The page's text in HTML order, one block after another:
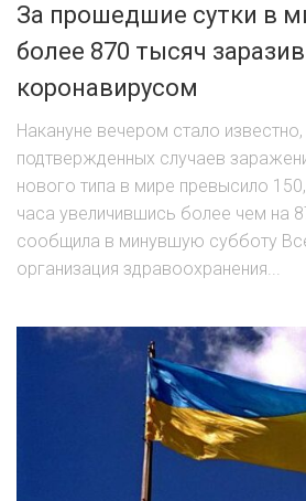
За прошедшие сутки в
более 870 тысяч
коронавирусом
Накануне вечером стало
подтвержденных случаев
нового типа в мире превысило
часа увеличившись более чем на
сообщила в минувшую субботу
организация здравоохранения...